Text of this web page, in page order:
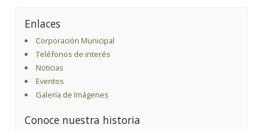
Enlaces
Corporación Municipal
Teléfonos de interés
Noticias
Eventos
Galería de Imágenes
Conoce nuestra historia